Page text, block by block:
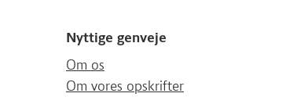
Nyttige genveje
Om os
Om vores opskrifter